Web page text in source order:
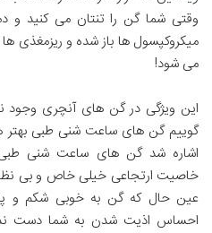
میکروکپسول ها باز شده و ریزمغذی
می شود!
این ویژگی در گن های آنچری
گوییم گن های ساعت شنی طبی بهتر
اشاره شد گن های ساعت شنی
خاصیت ارتجاعی خیلی خاص و بی
عین حال که گن به خوبی شکم و
احساس اذیت شدن به شما دست